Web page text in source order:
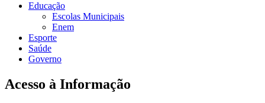
Educação
Escolas Municipais
Enem
Esporte
Saúde
Governo
Acesso à Informação